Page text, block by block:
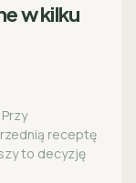
w kilku
receptę
to decyzję